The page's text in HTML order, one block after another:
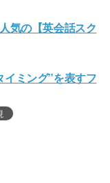
気の【英会話スク
ミング”を表すフ